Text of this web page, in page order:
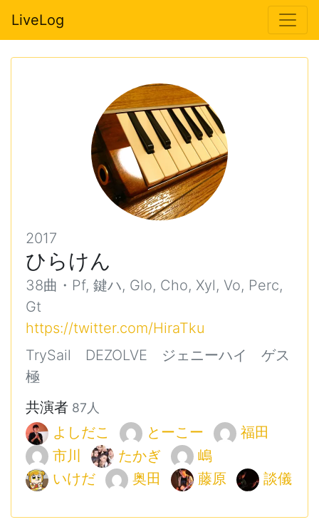
LiveLog
2017
ひらけん
38曲・Pf, 鍵ハ, Glo, Cho, Xyl, Vo, Perc,
Gt
https://twitter.com/HiraTku
TrySail DEZOLVE ジェニーハイ ゲス
極
共演者 87人
よしだこ とーこー
福田
市川
たかぎ
嶋
いけだ
奥田 藤原 談儀